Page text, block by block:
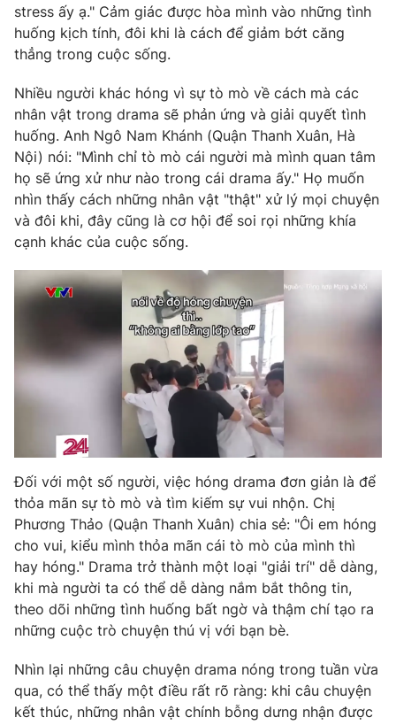
stress ấy ạ." Cảm giác được hòa mình vào những tình
huống kịch tính, đôi khi là cách để giảm bớt căng
thẳng trong cuộc sống.
Nhiều người khác hóng vì sự tò mò về cách mà các
nhân vật trong drama sẽ phản ứng và giải quyết tình
huống. Anh Ngô Nam Khánh (Quận Thanh Xuân, Hà
Nội) nói: "Mình chỉ tò mò cái người mà mình quan tâm
họ sẽ ứng xử như nào trong cái drama ấy." Họ muốn
nhìn thấy cách những nhân vật "thật" xử lý mọi chuyện
và đôi khi, đây cũng là cơ hội để soi rọi những khía
cạnh khác của cuộc sống.
Đối với một số người, việc hóng drama đơn giản là để
thỏa mãn sự tò mò và tìm kiếm sự vui nhộn. Chị
Phương Thảo (Quận Thanh Xuân) chia sẻ: "Ôi em hóng
cho vui, kiểu mình thỏa mãn cái tò mò của mình thì
hay hóng." Drama trở thành một loại "giải trí" dễ dàng,
khi mà người ta có thể dễ dàng nắm bắt thông tin,
theo dõi những tình huống bất ngờ và thậm chí tạo ra
những cuộc trò chuyện thú vị với bạn bè.
Nhìn lại những câu chuyện drama nóng trong tuần vừa
qua, có thể thấy một điều rất rõ ràng: khi câu chuyện
kết thúc, những nhân vật chính bỗng dưng nhận được